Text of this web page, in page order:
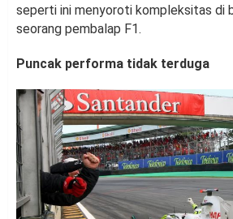
seperti ini menyoroti kompleksitas di
seorang pembalap F1.
Puncak performa tidak terduga